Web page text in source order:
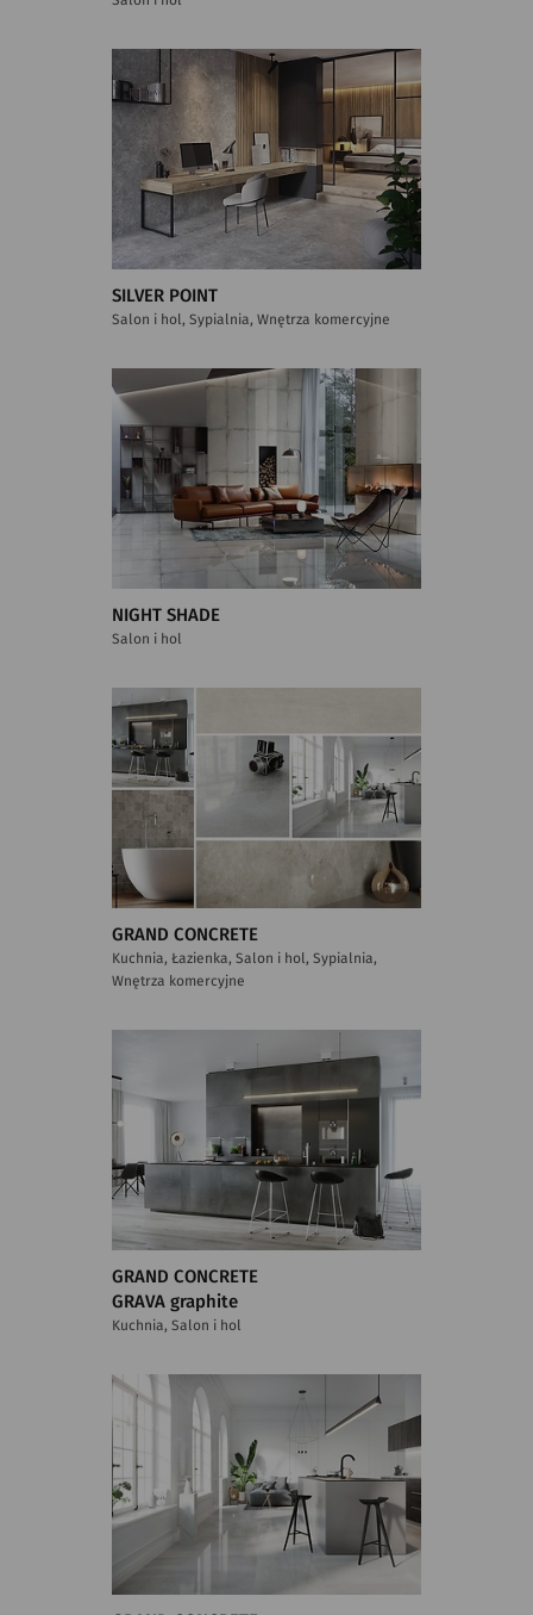
SILVER POINT
Salon i hol, Sypialnia, Wnętrza komercyjne
NIGHT SHADE
Salon i hol
GRAND CONCRETE
Kuchnia, Łazienka, Salon i hol, Sypialnia,
Wnętrza komercyjne
GRAND CONCRETE
GRAVA graphite
Kuchnia, Salon i hol